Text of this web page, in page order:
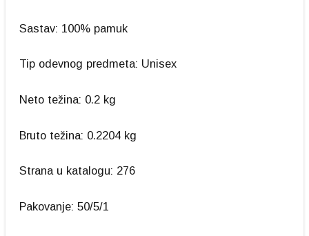
Sastav: 100% pamuk
Tip odevnog predmeta: Unisex
Neto težina: 0.2 kg
Bruto težina: 0.2204 kg
Strana u katalogu: 276
Pakovanje: 50/5/1